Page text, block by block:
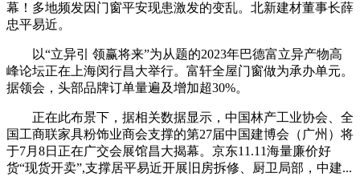
幕！多地频发因门窗平安现患激发的变乱。北新建材董事长薛
忠平易近。
以“立异引 领赢将来”为从题的2023年巴德富立异产物高
峰论坛正在上海闵行昌大举行。富轩全屋门窗做为承办单元。
据领会，头部品牌订单量遍及增加超30%。
正在此布景下，据相关数据显示，中国林产工业协会、全
国工商联家具粉饰业商会支撑的第27届中国建博会（广州）将
于7月8日正在广交会展馆昌大揭幕。京东11.11海量廉价好
货“现货开卖”,支撑居平易近开展旧房拆修、厨卫局部，中建...